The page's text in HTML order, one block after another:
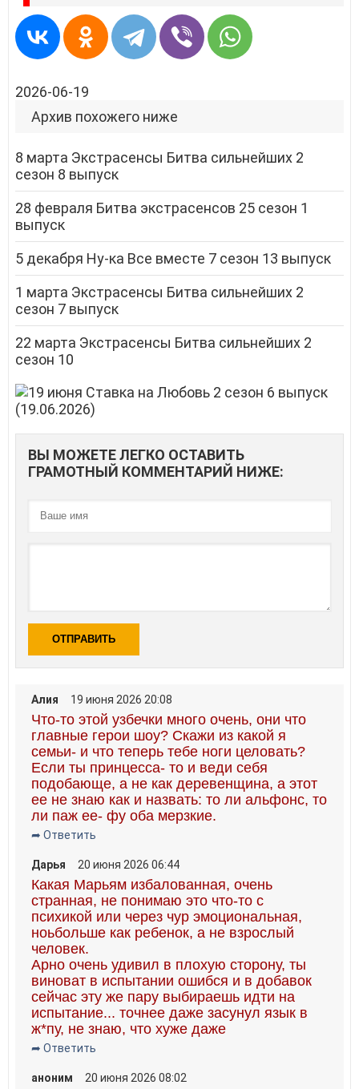
2026-06-19
Архив похожего ниже
8 марта Экстрасенсы Битва сильнейших 2
сезон 8 выпуск
28 февраля Битва экстрасенсов 25 сезон 1
выпуск
5 декабря Ну-ка Все вместе 7 сезон 13 выпуск
1 марта Экстрасенсы Битва сильнейших 2
сезон 7 выпуск
22 марта Экстрасенсы Битва сильнейших 2
сезон 10
ВЫ МОЖЕТЕ ЛЕГКО ОСТАВИТЬ
ГРАМОТНЫЙ КОММЕНТАРИЙ НИЖЕ:
ОТПРАВИТЬ
Алия 19 июня 2026 20:08
Что-то этой узбечки много очень, они что
главные герои шоу? Скажи из какой я
семьи- и что теперь тебе ноги целовать?
Если ты принцесса- то и веди себя
подобающе, а не как деревенщина, а этот
ее не знаю как и назвать: то ли альфонс, то
ли паж ее- фу оба мерзкие.
➦ Ответить
Дарья 20 июня 2026 06:44
Какая Марьям избалованная, очень
странная, не понимаю это что-то с
психикой или через чур эмоциональная,
ноьбольше как ребенок, а не взрослый
человек.
Арно очень удивил в плохую сторону, ты
виноват в испытании ошибся и в добавок
сейчас эту же пару выбираешь идти на
испытание... точнее даже засунул язык в
ж*пу, не знаю, что хуже даже
➦ Ответить
аноним 20 июня 2026 08:02